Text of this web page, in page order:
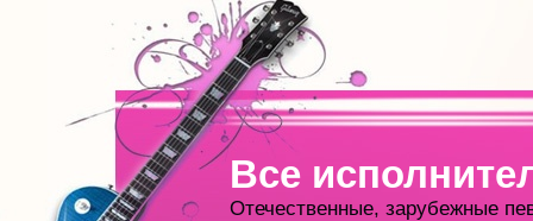
Все
Отечественные, зарубежные